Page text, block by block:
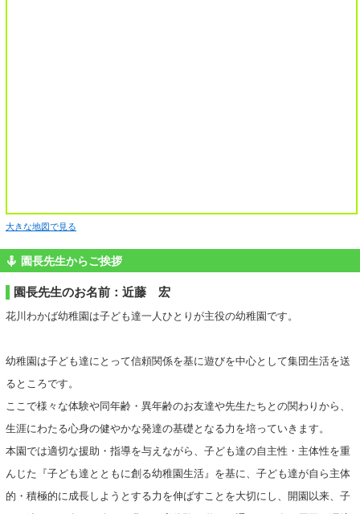
大きな地図で見る
園長先生からご挨拶
園長先生のお名前：近藤 宏
花川わかば幼稚園は子ども達一人ひとりが主役の幼稚園です。
幼稚園は子ども達にとって信頼関係を基に遊びを中心として集団生活を送
るところです。
ここで様々な体験や同年齢・異年齢のお友達や先生たちとの関わりから、
生涯にわたる心身の健やかな発達の基礎となる力を培っていきます。
本園では適切な援助・指導を与えながら、子ども達の自主性・主体性を重
んじた『子ども達とともに創る幼稚園生活』を基に、子ども達が自ら主体
的・積極的に成長しようとする力を伸ばすことを大切にし、開園以来、子